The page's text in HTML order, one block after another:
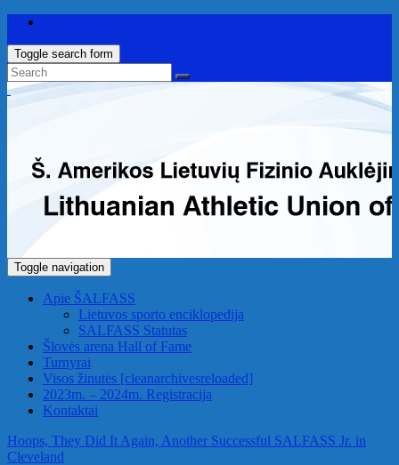
Toggle search form
Toggle navigation
Apie ŠALFASS
Lietuvos sporto enciklopedija
SALFASS Statutas
Šlovės arena Hall of Fame
Turnyrai
Visos žinutės [cleanarchivesreloaded]
2023m. – 2024m. Registracija
Kontaktai
Hoops, They Did It Again, Another Successful SALFASS Jr. in
Cleveland